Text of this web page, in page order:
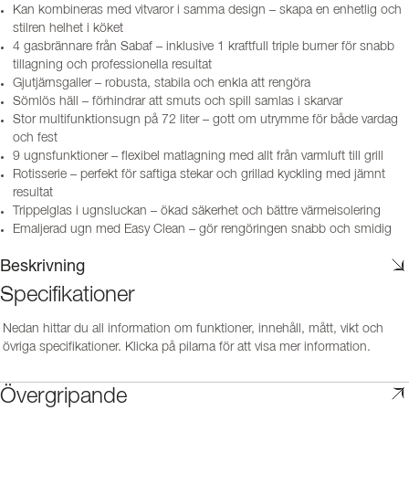
Kan kombineras med vitvaror i samma design – skapa en enhetlig och
stilren helhet i köket
4 gasbrännare från Sabaf – inklusive 1 kraftfull triple burner för snabb
tillagning och professionella resultat
Gjutjärnsgaller – robusta, stabila och enkla att rengöra
Sömlös häll – förhindrar att smuts och spill samlas i skarvar
Stor multifunktionsugn på 72 liter – gott om utrymme för både vardag
och fest
9 ugnsfunktioner – flexibel matlagning med allt från varmluft till grill
Rotisserie – perfekt för saftiga stekar och grillad kyckling med jämnt
resultat
Trippelglas i ugnsluckan – ökad säkerhet och bättre värmeisolering
Emaljerad ugn med Easy Clean – gör rengöringen snabb och smidig
Beskrivning
Specifikationer
Nedan hittar du all information om funktioner, innehåll, mått, vikt och
övriga specifikationer. Klicka på pilarna för att visa mer information.
Övergripande